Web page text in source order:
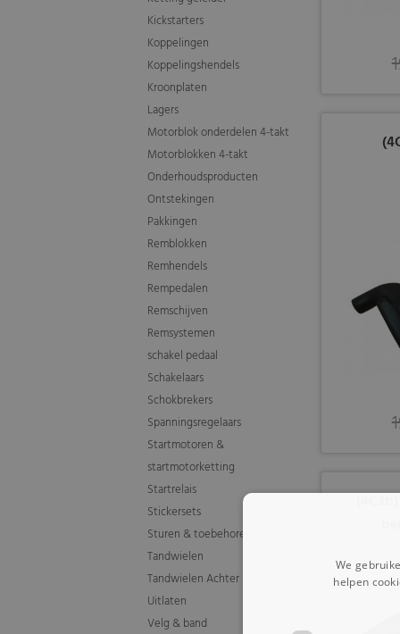
Kickstarters
Koppelingen
Koppelingshendels
Kroonplaten
Lagers
Motorblok onderdelen 4-takt
Motorblokken 4-takt
Onderhoudsproducten
Ontstekingen
Pakkingen
Remblokken
Remhendels
Rempedalen
Remschijven
Remsystemen
schakel pedaal
Schakelaars
Schokbrekers
Spanningsregelaars
Startmotoren &
startmotorketting
Startrelais
Stickersets
Sturen & toebehoren
Tandwielen
Tandwielen Achter
Uitlaten
Velg & band
We
helpen